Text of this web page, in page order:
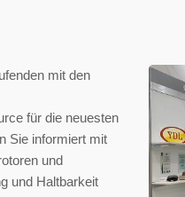
mit den
für die neuesten
Sie informiert mit
und
und Haltbarkeit